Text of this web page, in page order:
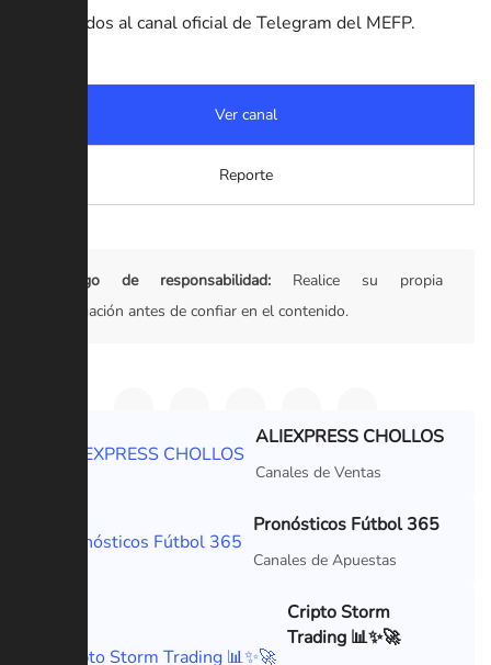
Bienvenidos al canal oficial de Telegram del MEFP.
Ver canal
Reporte
Descargo de responsabilidad: Realice su propia
investigación antes de confiar en el contenido.
ALIEXPRESS CHOLLOS
Canales de Ventas
Pronósticos Fútbol 365
Canales de Apuestas
Cripto Storm
Trading 📊✨🚀